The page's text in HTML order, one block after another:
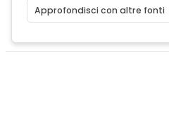
Approfondisci con altre fonti